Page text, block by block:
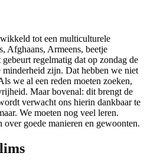
tot een multiculturele
Afghaans, Armeens, beetje
regelmatig dat op zondag de
minderheid zijn. Dat hebben we niet
we al een reden moeten zoeken,
Maar bovenal: dit brengt de
verwacht ons hierin dankbaar te
We moeten nog veel leren.
goede manieren en gewoonten.